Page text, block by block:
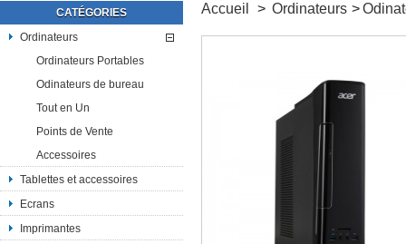
CATÉGORIES
Ordinateurs
Ordinateurs Portables
Odinateurs de bureau
Tout en Un
Points de Vente
Accessoires
Tablettes et accessoires
Ecrans
Imprimantes
Accueil > Ordinateurs >